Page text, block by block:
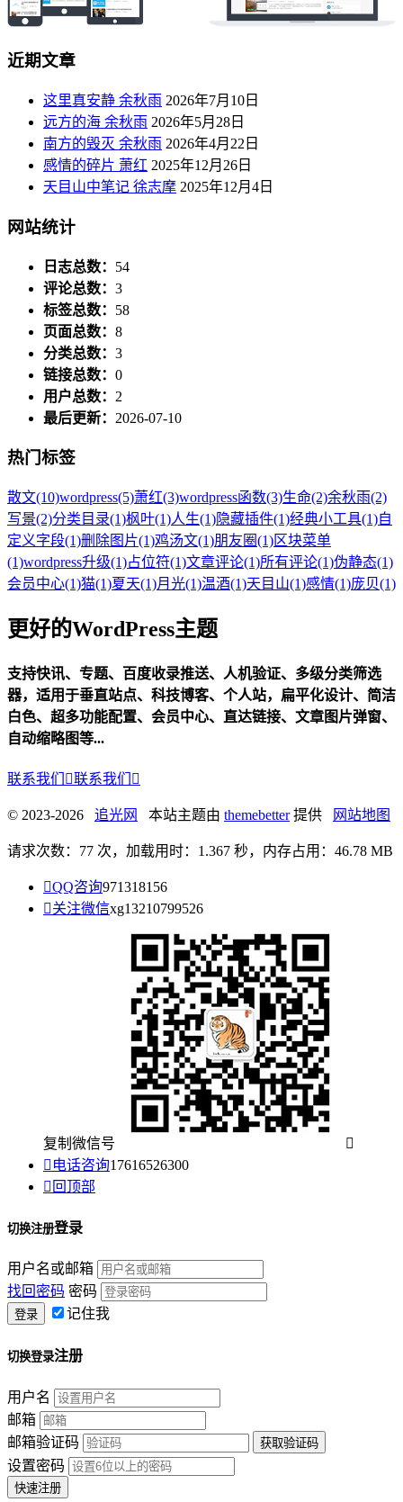
近期文章
这里真安静 余秋雨 2026年7月10日
远方的海 余秋雨 2026年5月28日
南方的毁灭 余秋雨 2026年4月22日
感情的碎片 萧红 2025年12月26日
天目山中笔记 徐志摩 2025年12月4日
网站统计
日志总数： 54
评论总数： 3
标签总数： 58
页面总数： 8
分类总数： 3
链接总数： 0
用户总数： 2
最后更新： 2026-07-10
热门标签
散文(10)wordpress(5)萧红(3)wordpress函数(3)生命(2)余秋雨(2)
写景(2)分类目录(1)枫叶(1)人生(1)隐藏插件(1)经典小工具(1)自
定义字段(1)删除图片(1)鸡汤文(1)朋友圈(1)区块菜单
(1)wordpress升级(1)占位符(1)文章评论(1)所有评论(1)伪静态(1)
会员中心(1)猫(1)夏天(1)月光(1)温酒(1)天目山(1)感情(1)庞贝(1)
更好的WordPress主题
支持快讯、专题、百度收录推送、人机验证、多级分类筛选
器，适用于垂直站点、科技博客、个人站，扁平化设计、简洁
白色、超多功能配置、会员中心、直达链接、文章图片弹窗、
自动缩略图等...
联系我们 联系我们 
© 2023-2026 追光网 本站主题由 themebetter提供 网站地图
请求次数：77 次，加载用时：1.367 秒，内存占用：46.78 MB
QQ咨询971318156
关注微信xg13210799526
复制微信号

 电话咨询17616526300
 回顶部
切换注册登录
用户名或邮箱
找回密码 密码
记住我
切换登录注册
用户名
邮箱
邮箱验证码
设置密码